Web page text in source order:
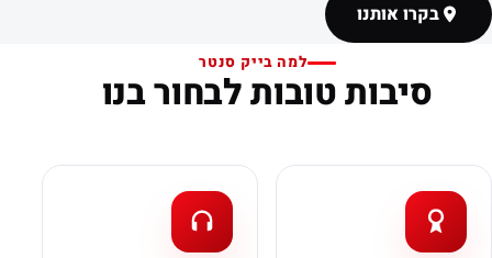
בקרו אותנו
למה בייק סנטר
סיבות טובות לבחור בנו